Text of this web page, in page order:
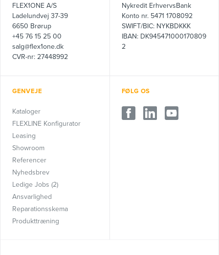
FLEX1ONE A/S
Ladelundvej 37-39
6650 Brørup
+45 76 15 25 00
salg@flex1one.dk
CVR-nr: 27448992
Nykredit ErhvervsBank
Konto nr. 5471 1708092
SWIFT/BIC: NYKBDKKK
IBAN: DK945471000170809
2
GENVEJE
Kataloger
FLEXLINE Konfigurator
Leasing
Showroom
Referencer
Nyhedsbrev
Ledige Jobs (2)
Ansvarlighed
Reparationsskema
Produkttræning
FØLG OS